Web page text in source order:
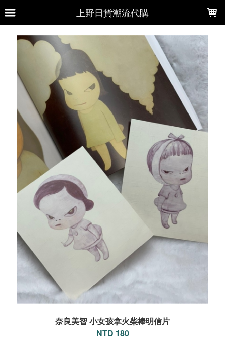
上野日貨潮流代購
奈良美智 小女孩拿火柴棒明信片
NTD 180